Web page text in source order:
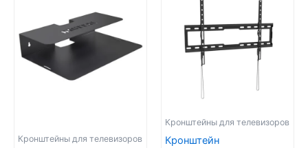
Кронштейны для телевизоров
Кронштейны для телевизоров
Кронштейн